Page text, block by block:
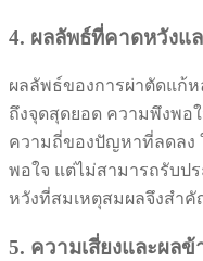
4. ผลลัพธ์ที่คาดหวังแ
ผลลัพธ์ของการผ่าตัดแก้ห
ถึงจุดสุดยอด ความพึงพอ
ความถี่ของปัญหาที่ลดลง
พอใจ แต่ไม่สามารถรับป
หวังที่สมเหตุสมผลจึงสำคั
5. ความเสี่ยงและผลข้